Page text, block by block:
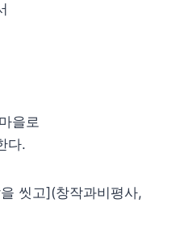
을로
다.
씻고](창작과비평사,